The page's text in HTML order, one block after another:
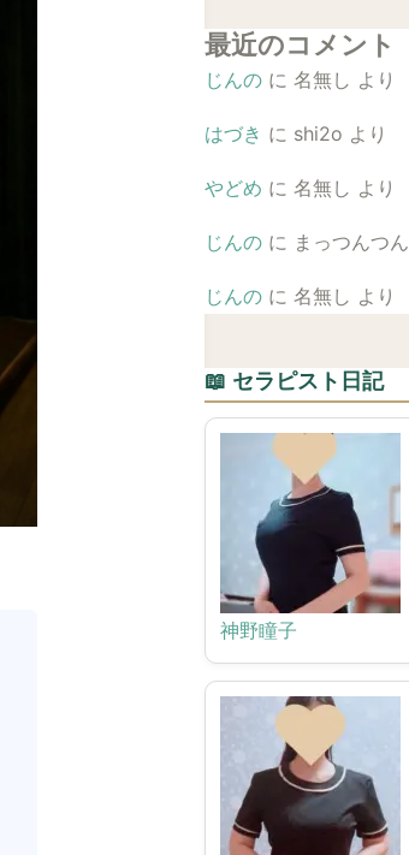
最近のコメント
じんの に 名無し より
はづき に shi2o より
やどめ に 名無し より
じんの に まっつんつん
じんの に 名無し より
📖 セラピスト日記
神野瞳子